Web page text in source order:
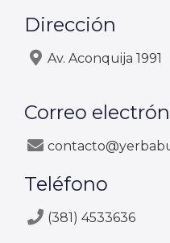
Dirección
Av. Aconquija 1991
Correo
Teléfono
(381) 4533636